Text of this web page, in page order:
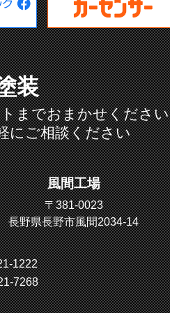
装
までおまかせください
にご相談ください
風間工場
〒381-0023
長野県長野市風間2034-14
1222
7268